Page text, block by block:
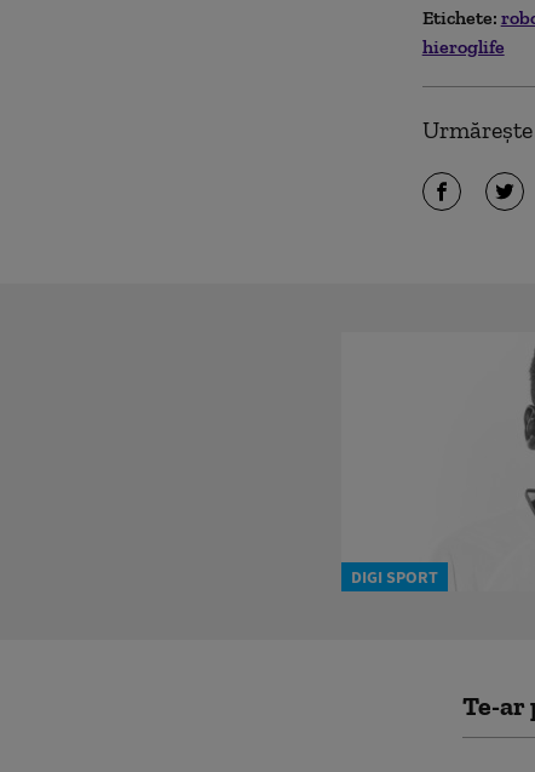
Etichete:
hieroglife
DIGI SPORT
Te-ar